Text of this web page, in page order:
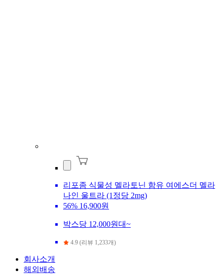
리포좀 식물성 멜라토닌 함유 여에스더 멜라
나인 울트라 (1정당 2mg)
56% 16,900원
박스당 12,000원대~
4.9 (리뷰 1,233개)
회사소개
해외배송